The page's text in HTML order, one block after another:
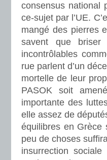
consensus national
ce-sujet par l’UE.
mangé des pierres
savent que
incontrôlables
rue parlent d’un
mortelle de leur
PASOK soit
importante des
elle assez de
équilibres en Grèce
peu de choses
insurrection sociale